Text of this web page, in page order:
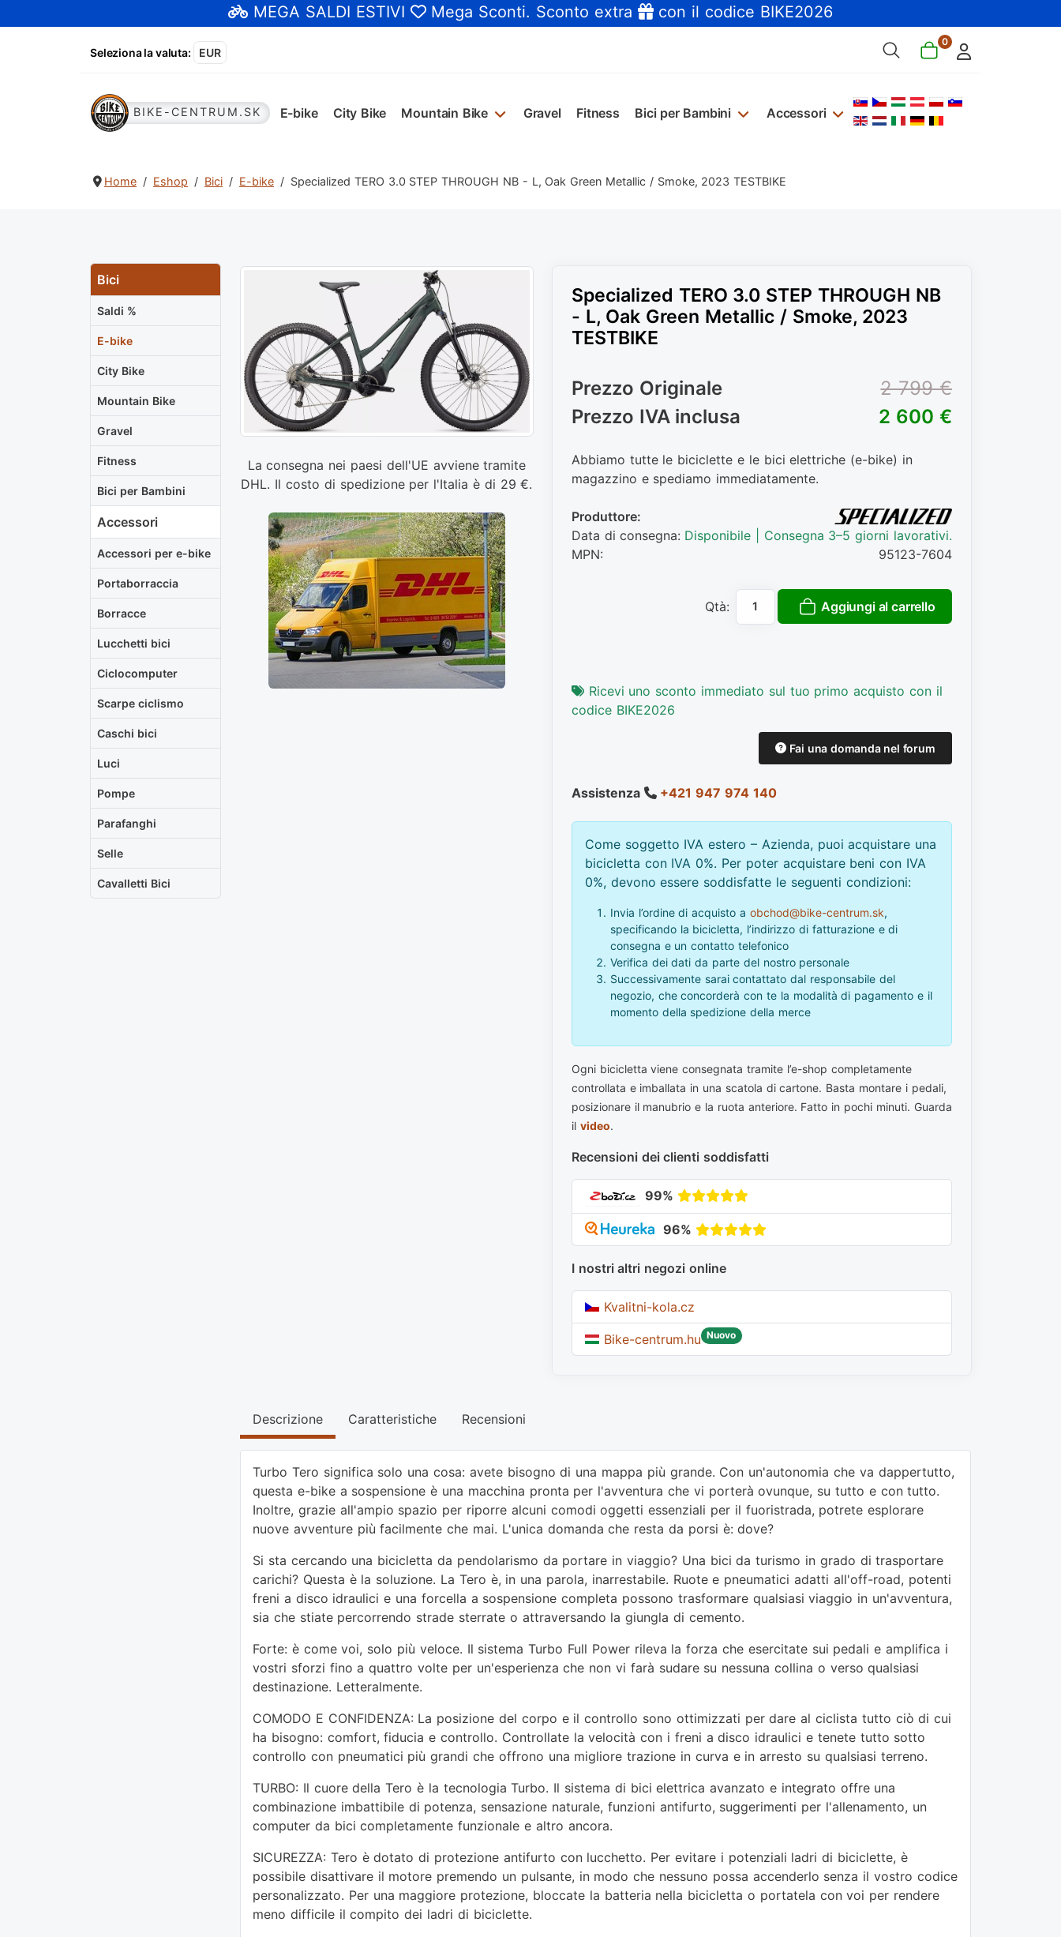
MEGA SALDI ESTIVI Mega Sconti. Sconto extra con il codice BIKE2026
Seleziona la valuta: EUR
0
BIKE-CENTRUM.SK E-bike City Bike Mountain Bike Gravel Fitness Bici per Bambini Accessori
Seleziona la tua lingua
Home Eshop Bici E-bike Specialized TERO 3.0 STEP THROUGH NB - L, Oak Green Metallic / Smoke, 2023 TESTBIKE
Bici
Saldi %
E-bike
City Bike
Mountain Bike
Gravel
Fitness
Bici per Bambini
Accessori
Accessori per e-bike
Portaborraccia
Borracce
Lucchetti bici
Ciclocomputer
Scarpe ciclismo
Caschi bici
Luci
Pompe
Parafanghi
Selle
Cavalletti Bici
La consegna nei paesi dell'UE avviene tramite
DHL. Il costo di spedizione per l'Italia è di 29 €.
Specialized TERO 3.0 STEP THROUGH NB
- L, Oak Green Metallic / Smoke, 2023
TESTBIKE
Prezzo Originale
2 799 €
Prezzo IVA inclusa
2 600 €
Abbiamo tutte le biciclette e le bici elettriche (e-bike) in
magazzino e spediamo immediatamente.
Produttore:
Data di consegna: Disponibile | Consegna 3–5 giorni lavorativi.
MPN:
95123-7604
Qtà: Aggiungi al carrello
Ricevi uno sconto immediato sul tuo primo acquisto con il
codice BIKE2026
Fai una domanda nel forum
Assistenza +421 947 974 140
Come soggetto IVA estero – Azienda, puoi acquistare una
bicicletta con IVA 0%. Per poter acquistare beni con IVA
0%, devono essere soddisfatte le seguenti condizioni:
Invia l’ordine di acquisto a obchod@bike-centrum.sk,
specificando la bicicletta, l’indirizzo di fatturazione e di
consegna e un contatto telefonico
Verifica dei dati da parte del nostro personale
Successivamente sarai contattato dal responsabile del
negozio, che concorderà con te la modalità di pagamento e il
momento della spedizione della merce
Ogni bicicletta viene consegnata tramite l’e-shop completamente
controllata e imballata in una scatola di cartone. Basta montare i pedali,
posizionare il manubrio e la ruota anteriore. Fatto in pochi minuti. Guarda
il video.
Recensioni dei clienti soddisfatti
99%
96%
I nostri altri negozi online
Kvalitni-kola.cz
Bike-centrum.hu Nuovo
Descrizione Caratteristiche Recensioni
Turbo Tero significa solo una cosa: avete bisogno di una mappa più grande. Con un'autonomia che va dappertutto,
questa e-bike a sospensione è una macchina pronta per l'avventura che vi porterà ovunque, su tutto e con tutto.
Inoltre, grazie all'ampio spazio per riporre alcuni comodi oggetti essenziali per il fuoristrada, potrete esplorare
nuove avventure più facilmente che mai. L'unica domanda che resta da porsi è: dove?
Si sta cercando una bicicletta da pendolarismo da portare in viaggio? Una bici da turismo in grado di trasportare
carichi? Questa è la soluzione. La Tero è, in una parola, inarrestabile. Ruote e pneumatici adatti all'off-road, potenti
freni a disco idraulici e una forcella a sospensione completa possono trasformare qualsiasi viaggio in un'avventura,
sia che stiate percorrendo strade sterrate o attraversando la giungla di cemento.
Forte: è come voi, solo più veloce. Il sistema Turbo Full Power rileva la forza che esercitate sui pedali e amplifica i
vostri sforzi fino a quattro volte per un'esperienza che non vi farà sudare su nessuna collina o verso qualsiasi
destinazione. Letteralmente.
COMODO E CONFIDENZA: La posizione del corpo e il controllo sono ottimizzati per dare al ciclista tutto ciò di cui
ha bisogno: comfort, fiducia e controllo. Controllate la velocità con i freni a disco idraulici e tenete tutto sotto
controllo con pneumatici più grandi che offrono una migliore trazione in curva e in arresto su qualsiasi terreno.
TURBO: Il cuore della Tero è la tecnologia Turbo. Il sistema di bici elettrica avanzato e integrato offre una
combinazione imbattibile di potenza, sensazione naturale, funzioni antifurto, suggerimenti per l'allenamento, un
computer da bici completamente funzionale e altro ancora.
SICUREZZA: Tero è dotato di protezione antifurto con lucchetto. Per evitare i potenziali ladri di biciclette, è
possibile disattivare il motore premendo un pulsante, in modo che nessuno possa accenderlo senza il vostro codice
personalizzato. Per una maggiore protezione, bloccate la batteria nella bicicletta o portatela con voi per rendere
meno difficile il compito dei ladri di biciclette.